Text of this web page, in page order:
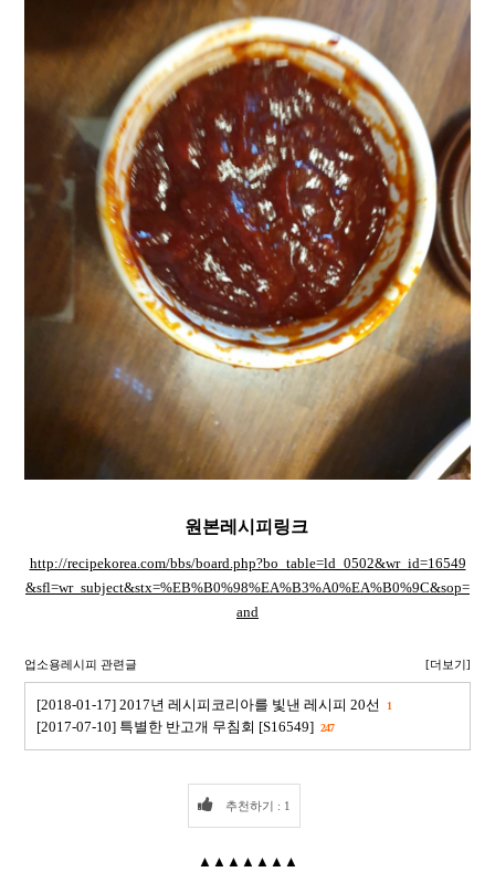
원본레시피링크
http://recipekorea.com/bbs/board.php?bo_table=ld_0502&wr_id=16549
&sfl=wr_subject&stx=%EB%B0%98%EA%B3%A0%EA%B0%9C&sop=
and
업소용레시피 관련글 [더보기]
[2018-01-17] 2017년 레시피코리아를 빛낸 레시피 20선 1
[2017-07-10] 특별한 반고개 무침회 [S16549] 247
추천하기 : 1
▲▲▲▲▲▲▲